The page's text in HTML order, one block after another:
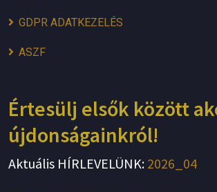
GDPR ADATKEZELÉS
ASZF
Értesülj elsők között
újdonságainkról!
Aktuális HÍRLEVELÜNK: 2026_04